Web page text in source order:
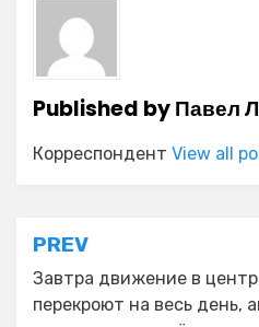
Published byПавел
Корреспондент View all
Навигация
по
PREV
Завтра движение в
перекроют на весь день,